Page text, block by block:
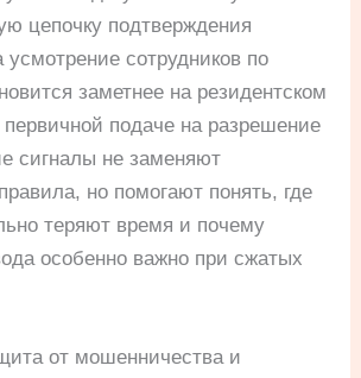
цепочку подтверждения
усмотрение сотрудников по
заметнее на резидентском
подаче на разрешение
сигналы не заменяют
но помогают понять, где
теряют время и почему
особенно важно при сжатых
от мошенничества и